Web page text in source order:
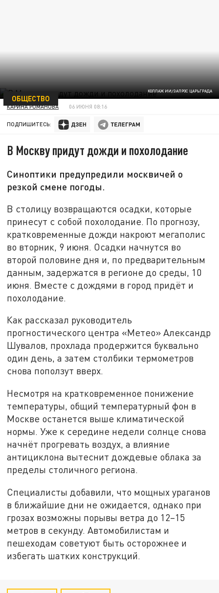
КОЛЛАЖ ИИ/ЗАПРОС ЦАРЬГРАДА
ОБЩЕСТВО
КАРИНА РОМАНОВА 06 ИЮНЯ 08:16
ПОДПИШИТЕСЬ:
В Москву придут дожди и похолодание
Синоптики предупредили москвичей о
резкой смене погоды.
В столицу возвращаются осадки, которые
принесут с собой похолодание. По прогнозу,
кратковременные дожди накроют мегаполис
во вторник, 9 июня. Осадки начнутся во
второй половине дня и, по предварительным
данным, задержатся в регионе до среды, 10
июня. Вместе с дождями в город придёт и
похолодание.
Как рассказал руководитель
прогностического центра «Метео» Александр
Шувалов, прохлада продержится буквально
один день, а затем столбики термометров
снова поползут вверх.
Несмотря на кратковременное понижение
температуры, общий температурный фон в
Москве останется выше климатической
нормы. Уже к середине недели солнце снова
начнёт прогревать воздух, а влияние
антициклона вытеснит дождевые облака за
пределы столичного региона.
Специалисты добавили, что мощных ураганов
в ближайшие дни не ожидается, однако при
грозах возможны порывы ветра до 12–15
метров в секунду. Автомобилистам и
пешеходам советуют быть осторожнее и
избегать шатких конструкций.